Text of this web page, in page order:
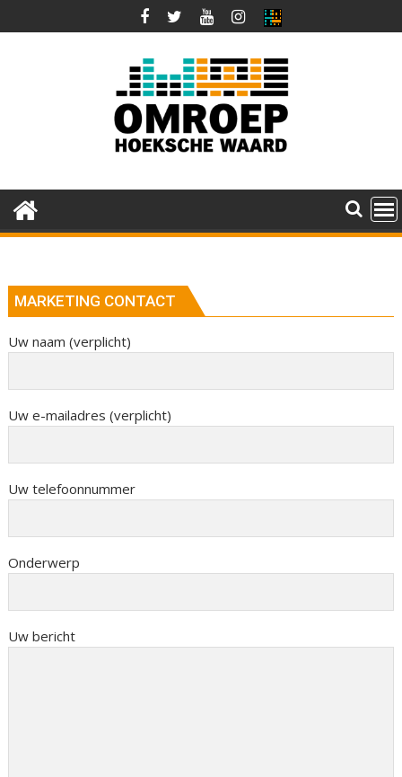
naar
MARKETING CONTACT
Uw naam (verplicht)
Uw e-mailadres (verplicht)
Uw telefoonnummer
Onderwerp
Uw bericht